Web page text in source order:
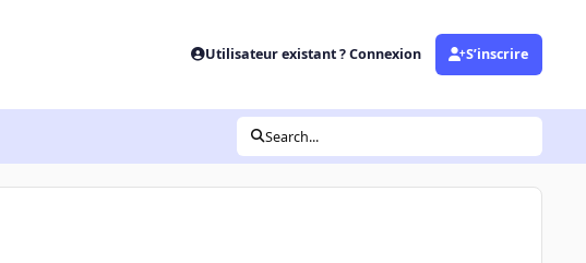
Utilisateur existant ? Connexion S’inscrire
Search...